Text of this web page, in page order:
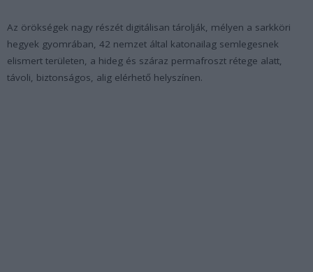
Az örökségek nagy részét digitálisan tárolják, mélyen a sarkköri
hegyek gyomrában, 42 nemzet által katonailag semlegesnek
elismert területen, a hideg és száraz permafroszt rétege alatt,
távoli, biztonságos, alig elérhető helyszínen.